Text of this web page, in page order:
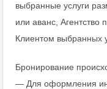
выбранные услуги
или аванс, Агентство
Клиентом выбранных
Бронирование
— Для оформления